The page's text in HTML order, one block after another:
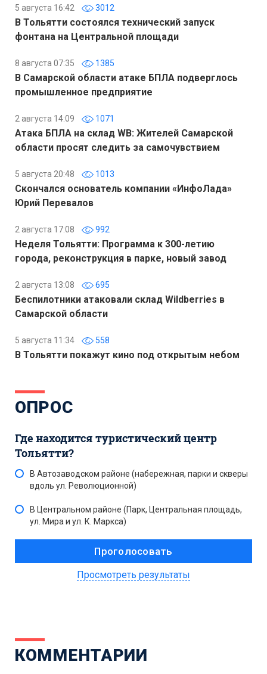
5 августа 16:42 3012
В Тольятти состоялся технический запуск
фонтана на Центральной площади
8 августа 07:35 1385
В Самарской области атаке БПЛА подверглось
промышленное предприятие
2 августа 14:09 1071
Атака БПЛА на склад WB: Жителей Самарской
области просят следить за самочувствием
5 августа 20:48 1013
Скончался основатель компании «ИнфоЛада»
Юрий Перевалов
2 августа 17:08 992
Неделя Тольятти: Программа к 300-летию
города, реконструкция в парке, новый завод
2 августа 13:08 695
Беспилотники атаковали склад Wildberries в
Самарской области
5 августа 11:34 558
В Тольятти покажут кино под открытым небом
ОПРОС
Где находится туристический центр
Тольятти?
В Автозаводском районе (набережная, парки и скверы
вдоль ул. Революционной)
В Центральном районе (Парк, Центральная площадь,
ул. Мира и ул. К. Маркса)
Просмотреть результаты
КОММЕНТАРИИ